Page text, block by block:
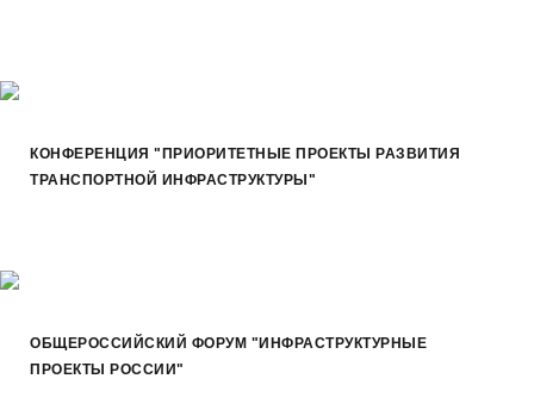
КОНФЕРЕНЦИЯ "ПРИОРИТЕТНЫЕ ПРОЕКТЫ РАЗВИТИЯ
ТРАНСПОРТНОЙ ИНФРАСТРУКТУРЫ"
ОБЩЕРОССИЙСКИЙ ФОРУМ "ИНФРАСТРУКТУРНЫЕ
ПРОЕКТЫ РОССИИ"